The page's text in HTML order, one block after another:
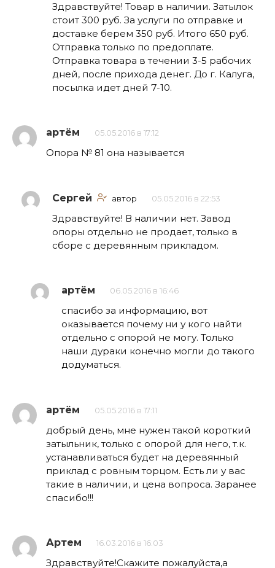
Здравствуйте! Товар в наличии. Затылок
стоит 300 руб. За услуги по отправке и
доставке берем 350 руб. Итого 650 руб.
Отправка только по предоплате.
Отправка товара в течении 3-5 рабочих
дней, после прихода денег. До г. Калуга,
посылка идет дней 7-10.
артём 05.05.2016 в 17:12
Опора № 81 она называется
Сергей автор 05.05.2016 в 22:53
Здравствуйте! В наличии нет. Завод
опоры отдельно не продает, только в
сборе с деревянным прикладом.
артём 06.05.2016 в 16:46
спасибо за информацию, вот
оказывается почему ни у кого найти
отдельно с опорой не могу. Только
наши дураки конечно могли до такого
додуматься.
артём 05.05.2016 в 17:11
добрый день, мне нужен такой короткий
затыльник, только с опорой для него, т.к.
устанавливаться будет на деревянный
приклад с ровным торцом. Есть ли у вас
такие в наличии, и цена вопроса. Заранее
спасибо!!!
Артем 16.03.2016 в 16:03
Здравствуйте!Скажите пожалуйста,а